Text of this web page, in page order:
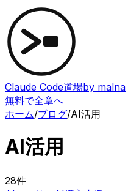
Claude Code道場by malna
無料で全章へ
ホーム/ブログ/AI活用
AI活用
28件